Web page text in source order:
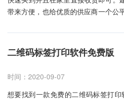
验，为客户提供一站式专业的服务。
带来方便，也给优质的供应商一个公
重产品介绍和展示，并且保证货源优
产品。 建材类APP的功能特点介绍 1.最新行业
资讯：建材类APP可以采用一对一模
流。 2.供应商平台：供应商可以在平台上提交相关资
料入驻，不需要再担心寻找客源困难
二维码标签打印软件免费版
时间：2020-09-07
想要找到一款免费的二维码标签打